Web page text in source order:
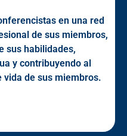
en una red
de sus miembros,
sus habilidades,
y contribuyendo al
de sus miembros.